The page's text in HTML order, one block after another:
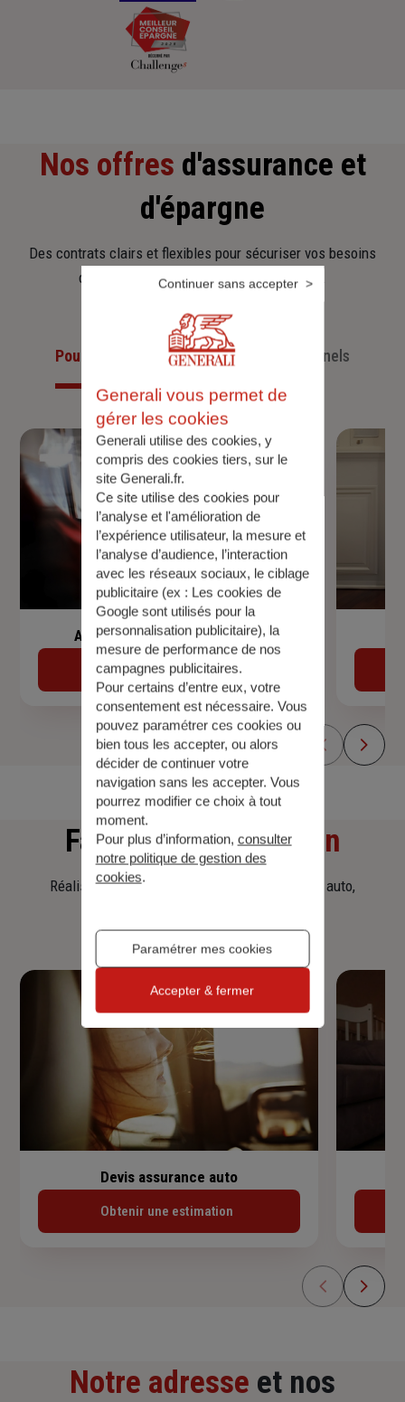
Nos offres d'assurance et
d'épargne
Des contrats clairs et flexibles pour sécuriser vos besoins
d’aujourd’hui et anticiper ceux de demain.
Pour les particuliersPour les professionnels
Assurance de prêt immobilier
Découvrir
Faitesune simulation
Réalisez une simulation tarifaire d'assurance, auto,
Devis assurance auto
Obtenir une estimation
Notre adresse et nos
Generali vous permet de
gérer les cookies
Generali utilise des cookies, y
compris des cookies tiers, sur le
site Generali.fr.
Ce site utilise des cookies pour
l’analyse et l'amélioration de
l’expérience utilisateur, la mesure et
l’analyse d’audience, l’interaction
avec les réseaux sociaux, le ciblage
publicitaire (ex : Les cookies de
Google sont utilisés pour la
personnalisation publicitaire), la
mesure de performance de nos
campagnes publicitaires.
Pour certains d’entre eux, votre
consentement est nécessaire. Vous
pouvez paramétrer ces cookies ou
bien tous les accepter, ou alors
décider de continuer votre
navigation sans les accepter. Vous
pourrez modifier ce choix à tout
moment.
Pour plus d’information, consulter
notre politique de gestion des
cookies.
Paramétrer mes cookies
Continuer sans accepter
Accepter & fermer